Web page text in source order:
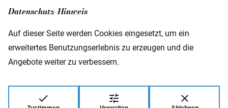
Datenschutz-Hinweis
Auf dieser Seite werden Cookies eingesetzt, um ein
erweitertes Benutzungserlebnis zu erzeugen und die
Angebote weiter zu verbessern.
Gewerbepark 46
D-08258 Markneukirchen